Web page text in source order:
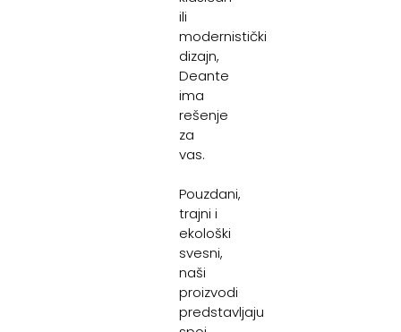
ili
modernistički
dizajn,
Deante
ima
rešenje
za
vas.
Pouzdani,
trajni i
ekološki
svesni,
naši
proizvodi
predstavljaju